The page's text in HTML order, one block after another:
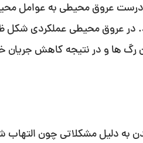
عروق محیطی به عوامل
در عروق محیطی عملکردی شکل
ها و در نتیجه کاهش جریان
به دلیل مشکلاتی چون التهاب